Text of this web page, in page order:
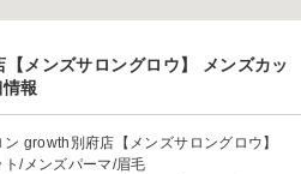
メンズサロングロウ】 メンズカッ
報
ン growth別府店【メンズサロングロウ】
ト/メンズパーマ/眉毛